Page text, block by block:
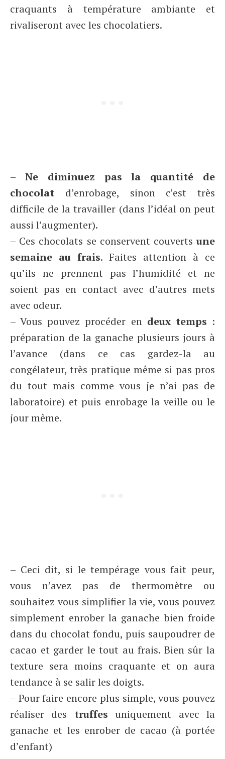
craquants à température ambiante et
rivaliseront avec les chocolatiers.
– Ne diminuez pas la quantité de
chocolat d’enrobage, sinon c’est très
difficile de la travailler (dans l’idéal on peut
aussi l’augmenter).
– Ces chocolats se conservent couverts une
semaine au frais. Faites attention à ce
qu’ils ne prennent pas l’humidité et ne
soient pas en contact avec d’autres mets
avec odeur.
– Vous pouvez procéder en deux temps :
préparation de la ganache plusieurs jours à
l’avance (dans ce cas gardez-la au
congélateur, très pratique même si pas pros
du tout mais comme vous je n’ai pas de
laboratoire) et puis enrobage la veille ou le
jour même.
– Ceci dit, si le tempérage vous fait peur,
vous n’avez pas de thermomètre ou
souhaitez vous simplifier la vie, vous pouvez
simplement enrober la ganache bien froide
dans du chocolat fondu, puis saupoudrer de
cacao et garder le tout au frais. Bien sûr la
texture sera moins craquante et on aura
tendance à se salir les doigts.
– Pour faire encore plus simple, vous pouvez
réaliser des truffes uniquement avec la
ganache et les enrober de cacao (à portée
d’enfant)